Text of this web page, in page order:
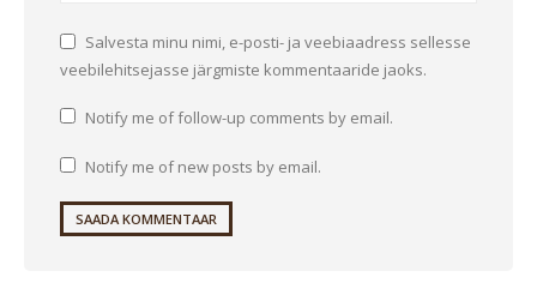
Salvesta minu nimi, e-posti- ja veebiaadress sellesse
veebilehitsejasse järgmiste kommentaaride jaoks.
Notify me of follow-up comments by email.
Notify me of new posts by email.